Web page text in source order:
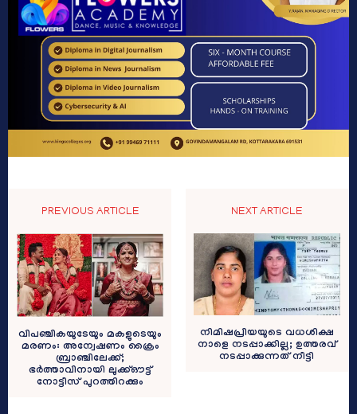
PREVIOUS ARTICLE
വിപഞ്ചികയുടേയും മകളുടെയും
മരണം: അന്വേഷണം ക്രൈം
ബ്രാഞ്ചിലേക്ക്;
ഭര്‍ത്താവിനായി ലുക്ക്ഔട്ട്
നോട്ടീസ് പുറത്തിറക്കും
NEXT ARTICLE
നിമിഷപ്രിയയുടെ വധശിക്ഷ
നാളെ നടപ്പാക്കില്ല; ഉത്തരവ്
നടപ്പാക്കുന്നത് നീട്ടി